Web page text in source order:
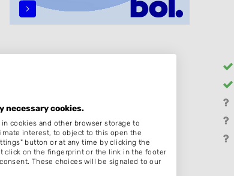
Zonder Afspraak
Bruidskapsel
Pruiken
cookies.
cookies and other browser storage to
interest, to object to this open the
button or at any time by clicking the
click on the fingerprint or the link in the footer
These choices will be signaled to our